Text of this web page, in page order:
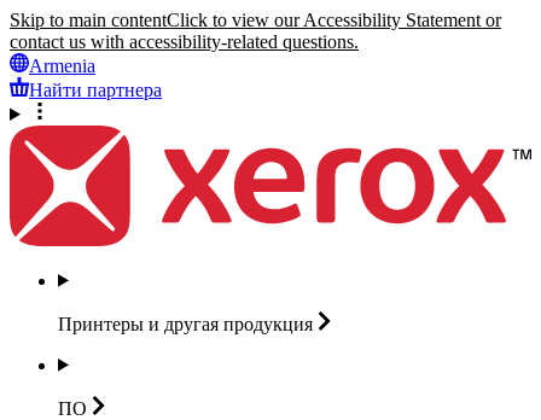
Skip to main contentClick to view our Accessibility Statement or
contact us with accessibility-related questions.
Armenia
Найти партнера
Принтеры и другая продукция
ПО